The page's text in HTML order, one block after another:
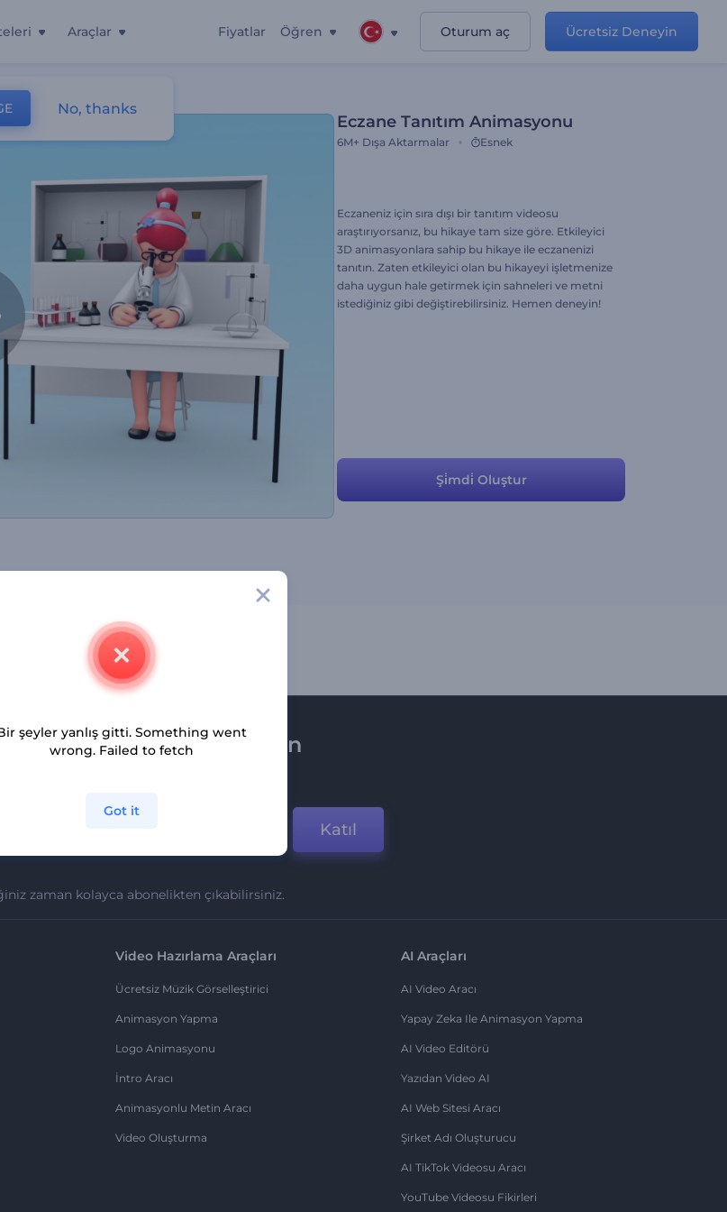
Araçlar Fiyatlar Öğren Oturum aç Ücretsiz Deneyin
Eczane Tanıtım Animasyonu
6M+ Dışa Aktarmalar Esnek
Eczaneniz için sıra dışı bir tanıtım videosu
araştırıyorsanız, bu hikaye tam size göre. Etkileyici
3D animasyonlara sahip bu hikaye ile eczanenizi
tanıtın. Zaten etkileyici olan bu hikayeyi işletmenize
daha uygun hale getirmek için sahneleri ve metni
istediğiniz gibi değiştirebilirsiniz. Hemen deneyin!
Şi̇mdi̇ Oluştur
bültenine üye olun
Katıl
zaman kolayca abonelikten çıkabilirsiniz.
Video Hazırlama Araçları
Ücretsiz Müzik Görselleştirici
Animasyon Yapma
Logo Animasyonu
İntro Aracı
Animasyonlu Metin Aracı
Video Oluşturma
AI Araçları
AI Video Aracı
Yapay Zeka Ile Animasyon Yapma
AI Video Editörü
Yazıdan Video AI
AI Web Sitesi Aracı
Şirket Adı Oluşturucu
AI TikTok Videosu Aracı
YouTube Videosu Fikirleri
No, thanks
şeyler yanlış gitti. Something went
wrong. Failed to fetch
Got it